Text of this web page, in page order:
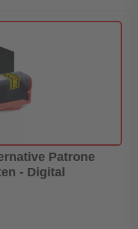
Patrone
- Digital